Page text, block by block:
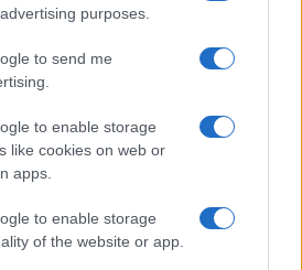
purposes.
to send me
to enable storage
like cookies on web or
apps.
to enable storage
of the website or app.